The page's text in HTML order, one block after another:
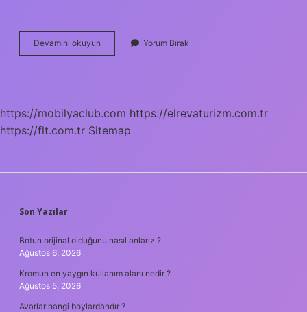
Devamını okuyun
Cola
Yorum Bırak
https://mobilyaclub.com https://elrevaturizm.com.tr
https://flt.com.tr Sitemap
SIDEBAR
Son Yazılar
Botun orijinal olduğunu nasıl anlarız ?
Ağustos 6, 2026
Kromun en yaygın kullanım alanı nedir ?
Ağustos 5, 2026
Avarlar hangi boylardandır ?